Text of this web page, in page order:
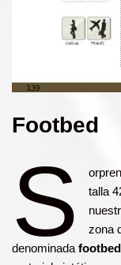
Footbed
S
talla
zona
denominada footbed